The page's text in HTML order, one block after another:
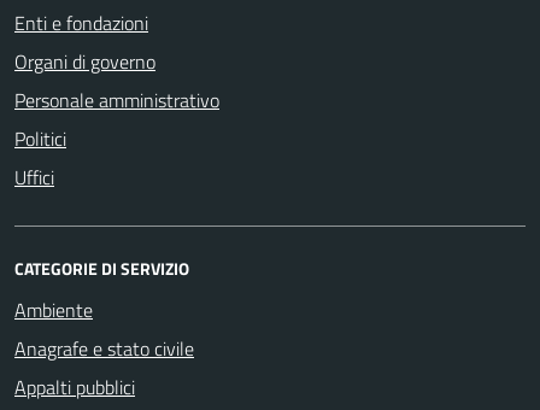
Enti e fondazioni
Organi di governo
Personale amministrativo
Politici
Uffici
CATEGORIE DI SERVIZIO
Ambiente
Anagrafe e stato civile
Appalti pubblici